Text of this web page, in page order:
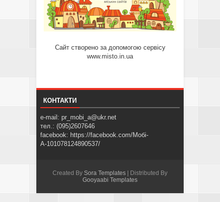
Сайт створено за допомогою сервісу
www.misto.in.ua
КОНТАКТИ
e-mail: pr_mobi_a@ukr.net
тел.: (095)2607646
facebook: https://facebook.com/Мобі-
А-101078124890537/
Created By Sora Templates | Distributed By
Gooyaabi Templates